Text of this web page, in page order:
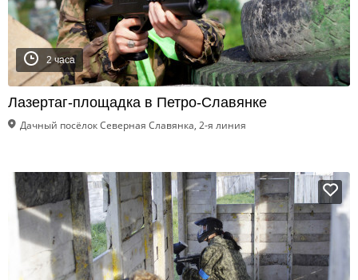
2 часа
Лазертаг-площадка в Петро-Славянке
Дачный посёлок Северная Славянка, 2-я линия